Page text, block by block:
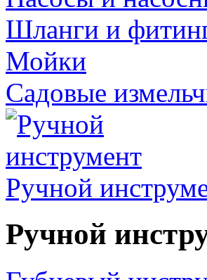
Шланги и
Мойки
Садовые
Ручной
Ручной